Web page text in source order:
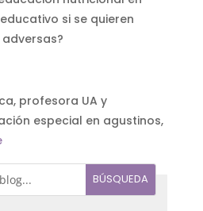
si se quieren
profesora UA y
especial en agustinos,